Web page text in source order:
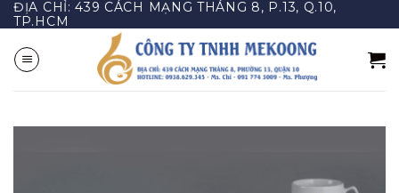
Bỏ
qua
nội
dung
ĐỊA CHỈ: 439 CÁCH MẠNG THÁNG 8, P.13, Q.10,
TP.HCM